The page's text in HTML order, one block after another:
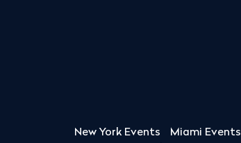
New York Events Miami Events